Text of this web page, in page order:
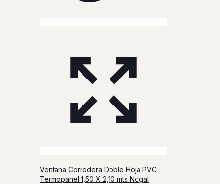
Ventana Corredera Doble Hoja PVC
Termopanel 1,50 X 2,10 mts Nogal